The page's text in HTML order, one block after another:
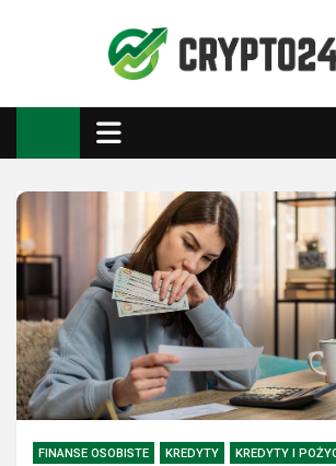
Crypto24.pl
FINANSE OSOBISTE KREDYTY KREDYTY I